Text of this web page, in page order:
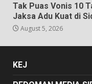
Tak Puas Vonis 10
Jaksa Adu Kuat di
August 5, 2026
KEJ